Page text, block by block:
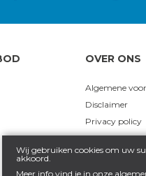
OVER ONS
Algemene
Disclaimer
Privacy policy
Wij gebruiken cookies om uw
akkoord.
Meer info vind je in onze